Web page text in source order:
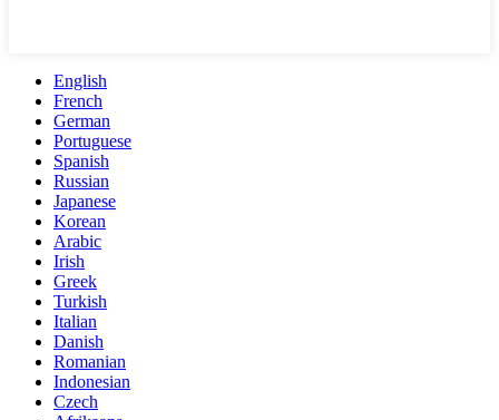
English
French
German
Portuguese
Spanish
Russian
Japanese
Korean
Arabic
Irish
Greek
Turkish
Italian
Danish
Romanian
Indonesian
Czech